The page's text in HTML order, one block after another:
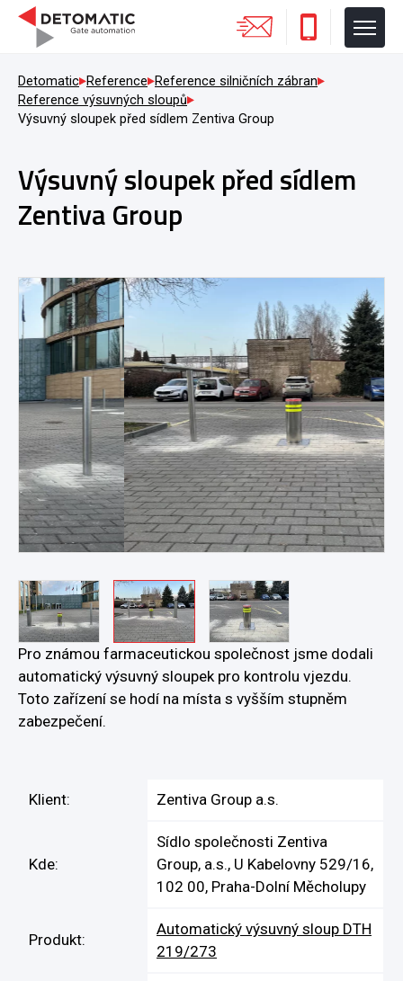
Detomatic Reference
Reference silničních zábran
Reference výsuvných sloupů
Výsuvný sloupek před sídlem Zentiva Group
Výsuvný sloupek před sídlem
Zentiva Group
Pro známou farmaceutickou společnost jsme dodali
automatický výsuvný sloupek pro kontrolu vjezdu.
Toto zařízení se hodí na místa s vyšším stupněm
zabezpečení.
Klient: Zentiva Group a.s.
Kde:
Sídlo společnosti Zentiva
Group, a.s., U Kabelovny 529/16,
102 00, Praha-Dolní Měcholupy
Produkt:
Automatický výsuvný sloup DTH
219/273